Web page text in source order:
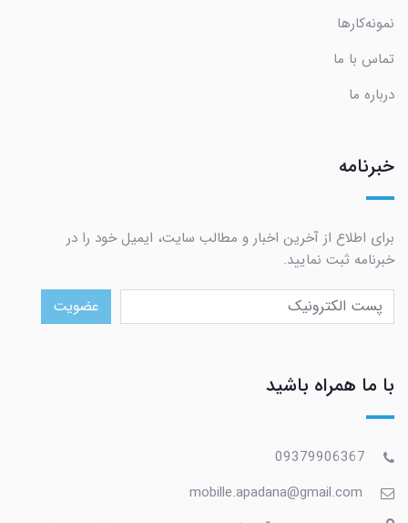
نمونه‌کارها
تماس با ما
درباره ما
خبرنامه
برای اطلاع از آخرین اخبار و مطالب سایت، ایمیل خود را در
خبرنامه ثبت نمایید.
عضویت
با ما همراه باشید
09379906367
mobille.apadana@gmail.com